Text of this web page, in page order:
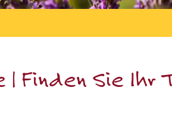
| Finden Sie Ihr